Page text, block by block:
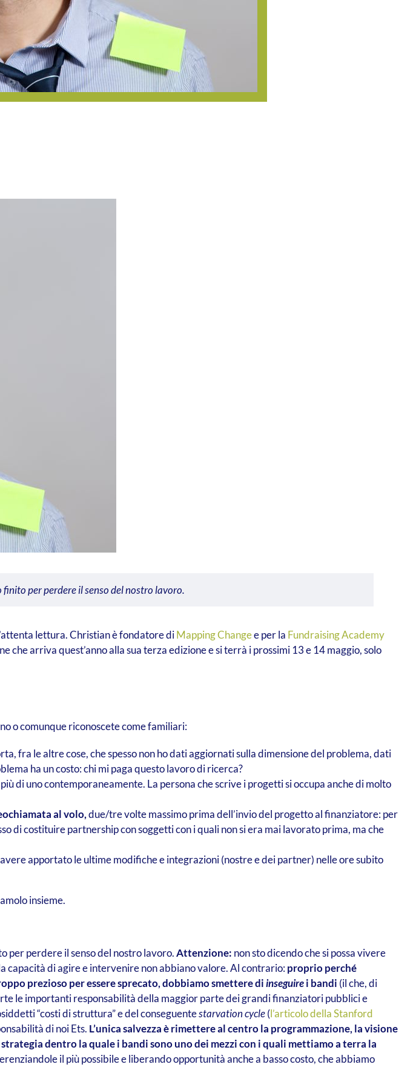
per perdere il senso del nostro lavoro.
lettura. Christian è fondatore diMapping Changee per la Fundraising Academy
che arriva quest’anno alla sua terza edizione e si terrà i prossimi 13 e 14 maggio, solo
o comunque riconoscete come familiari:
fra le altre cose, che spesso non ho dati aggiornati sulla dimensione del problema, dati
ha un costo: chi mi paga questo lavoro di ricerca?
di uno contemporaneamente. La persona che scrive i progetti si occupa anche di molto
al volo,due/tre volte massimo prima dell’invio del progetto al finanziatore: per
di costituire partnership con soggetti con i quali non si era mai lavorato prima, ma che
apportato le ultime modifiche e integrazioni (nostre e dei partner) nelle ore subito
insieme.
per perdere il senso del nostro lavoro.Attenzione: non sto dicendo che si possa vivere
capacità di agire e intervenire non abbiano valore. Al contrario:proprio perché
prezioso per essere sprecato, dobbiamo smettere diinseguirei bandi (il che, di
le importanti responsabilità della maggior parte dei grandi finanziatori pubblici e
“costi di struttura” e del conseguentestarvation cycle(l’articolo della Stanford
di noi Ets. L’unica salvezza è rimettere al centro la programmazione, la visione
dentro la quale i bandi sono uno dei mezzi con i quali mettiamo a terra la
il più possibile e liberando opportunità anche a basso costo, che abbiamo